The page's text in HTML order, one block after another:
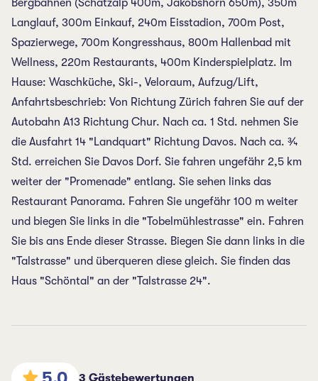
Bergbahnen (Schatzalp 400m, Jakobshorn 650m), 350m
Langlauf, 300m Einkauf, 240m Eisstadion, 700m Post,
Spazierwege, 700m Kongresshaus, 800m Hallenbad mit
Wellness, 220m Restaurants, 400m Kinderspielplatz. Im
Hause: Waschküche, Ski-, Veloraum, Aufzug/Lift,
Anfahrtsbeschrieb: Von Richtung Zürich fahren Sie auf der
Autobahn A13 Richtung Chur. Nach ca. 1 Std. nehmen Sie
die Ausfahrt 14 "Landquart" Richtung Davos. Nach ca. ¾
Std. erreichen Sie Davos Dorf. Sie fahren ungefähr 2,5 km
weiter der "Promenade" entlang. Sie sehen links das
Restaurant Panorama. Fahren Sie ungefähr 100 m weiter
und biegen Sie links in die "Tobelmühlestrasse" ein. Fahren
Sie bis ans Ende dieser Strasse. Biegen Sie dann links in die
"Talstrasse" und überqueren diese gleich. Sie finden das
Haus "Schöntal" an der "Talstrasse 24".
3 Gästebewertungen